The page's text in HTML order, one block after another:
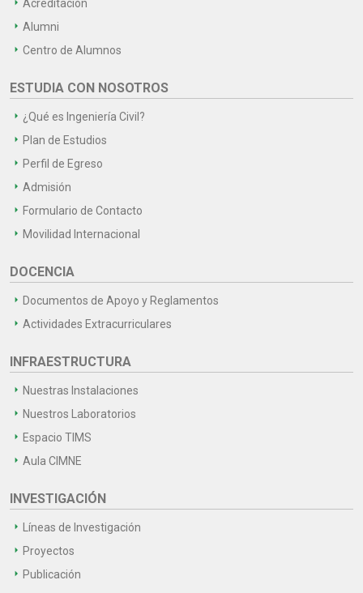
Acreditación
Alumni
Centro de Alumnos
ESTUDIA CON NOSOTROS
¿Qué es Ingeniería Civil?
Plan de Estudios
Perfil de Egreso
Admisión
Formulario de Contacto
Movilidad Internacional
DOCENCIA
Documentos de Apoyo y Reglamentos
Actividades Extracurriculares
INFRAESTRUCTURA
Nuestras Instalaciones
Nuestros Laboratorios
Espacio TIMS
Aula CIMNE
INVESTIGACIÓN
Líneas de Investigación
Proyectos
Publicación